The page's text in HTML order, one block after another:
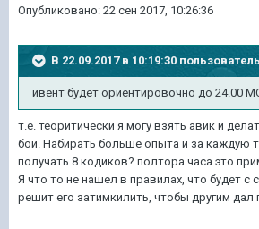
Опубликовано: 22 сен 2017, 10:26:36
В 22.09.2017 в 10:19:30 пользователь
ивент будет ориентировочно до 24.00
т.е. теоритически я могу взять авик и
бой. Набирать больше опыта и за каждую
получать 8 кодиков? полтора часа это
Я что то не нашел в правилах, что будет с
решит его затимкилить, чтобы другим дал